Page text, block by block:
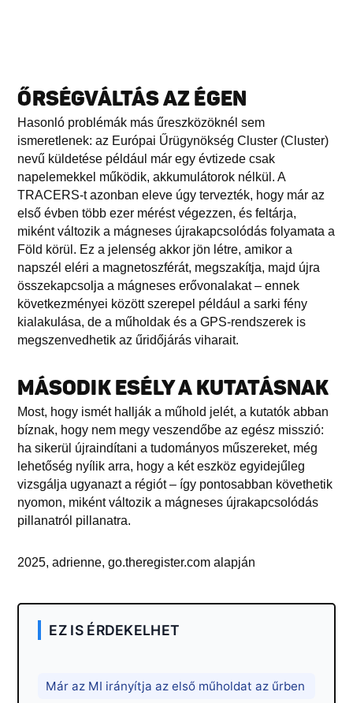
ŐRSÉGVÁLTÁS AZ ÉGEN
Hasonló problémák más űreszközöknél sem
ismeretlenek: az Európai Űrügynökség Cluster (Cluster)
nevű küldetése például már egy évtizede csak
napelemekkel működik, akkumulátorok nélkül. A
TRACERS-t azonban eleve úgy tervezték, hogy már az
első évben több ezer mérést végezzen, és feltárja,
miként változik a mágneses újrakapcsolódás folyamata a
Föld körül. Ez a jelenség akkor jön létre, amikor a
napszél eléri a magnetoszférát, megszakítja, majd újra
összekapcsolja a mágneses erővonalakat – ennek
következményei között szerepel például a sarki fény
kialakulása, de a műholdak és a GPS-rendszerek is
megszenvedhetik az űridőjárás viharait.
MÁSODIK ESÉLY A KUTATÁSNAK
Most, hogy ismét hallják a műhold jelét, a kutatók abban
bíznak, hogy nem megy veszendőbe az egész misszió:
ha sikerül újraindítani a tudományos műszereket, még
lehetőség nyílik arra, hogy a két eszköz egyidejűleg
vizsgálja ugyanazt a régiót – így pontosabban követhetik
nyomon, miként változik a mágneses újrakapcsolódás
pillanatról pillanatra.
2025, adrienne, go.theregister.com alapján
EZ IS ÉRDEKELHET
Már az MI irányítja az első műholdat az űrben